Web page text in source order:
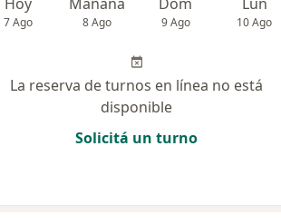
7 Ago 8 Ago 9 Ago 10 Ago
La reserva de turnos en línea no está
disponible
Solicitá un turno